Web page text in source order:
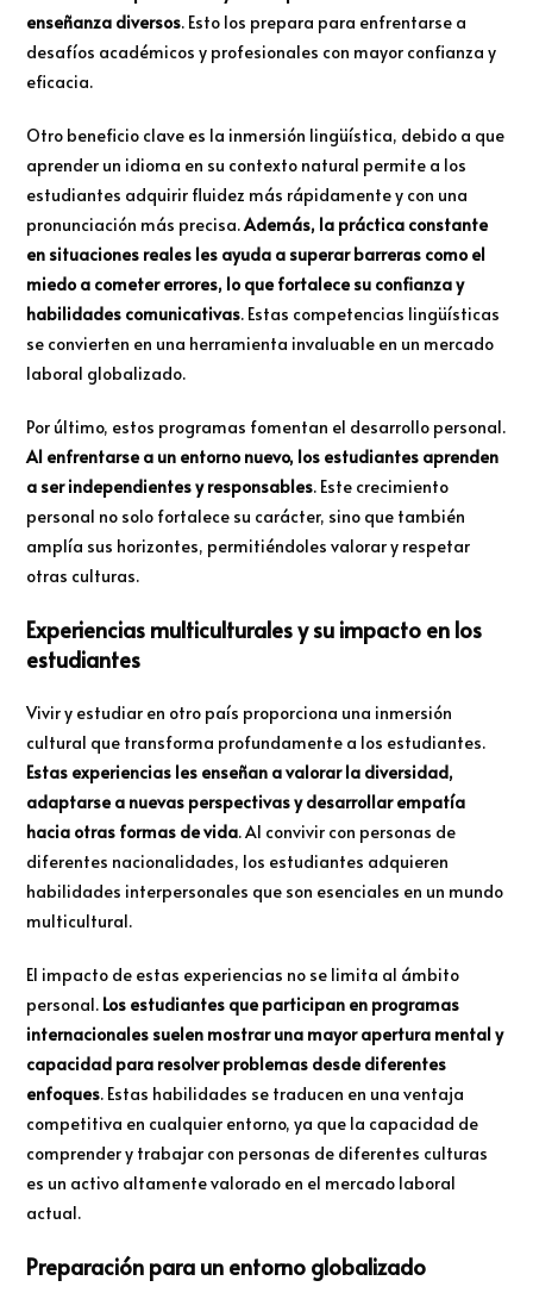
enseñanza diversos. Esto los prepara para enfrentarse a
desafíos académicos y profesionales con mayor confianza y
eficacia.
Otro beneficio clave es la inmersión lingüística, debido a que
aprender un idioma en su contexto natural permite a los
estudiantes adquirir fluidez más rápidamente y con una
pronunciación más precisa.Además, la práctica constante
en situaciones reales les ayuda a superar barreras como el
miedo a cometer errores, lo que fortalece su confianza y
habilidades comunicativas. Estas competencias lingüísticas
se convierten en una herramienta invaluable en un mercado
laboral globalizado.
Por último, estos programas fomentan el desarrollo personal.
Al enfrentarse a un entorno nuevo, los estudiantes aprenden
a ser independientes y responsables. Este crecimiento
personal no solo fortalece su carácter, sino que también
amplía sus horizontes, permitiéndoles valorar y respetar
otras culturas.
Experiencias multiculturales y su impacto en los
estudiantes
Vivir y estudiar en otro país proporciona una inmersión
cultural que transforma profundamente a los estudiantes.
Estas experiencias les enseñan a valorar la diversidad,
adaptarse a nuevas perspectivas y desarrollar empatía
hacia otras formas de vida. Al convivir con personas de
diferentes nacionalidades, los estudiantes adquieren
habilidades interpersonales que son esenciales en un mundo
multicultural.
El impacto de estas experiencias no se limita al ámbito
personal. Los estudiantes que participan en programas
internacionales suelen mostrar una mayor apertura mental y
capacidad para resolver problemas desde diferentes
enfoques. Estas habilidades se traducen en una ventaja
competitiva en cualquier entorno, ya que la capacidad de
comprender y trabajar con personas de diferentes culturas
es un activo altamente valorado en el mercado laboral
actual.
Preparación para un entorno globalizado